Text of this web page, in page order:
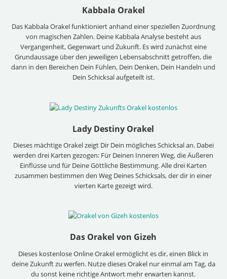
Kabbala Orakel
Das Kabbala Orakel funktioniert anhand einer speziellen Zuordnung
von magischen Zahlen. Deine Kabbala Analyse besteht aus
Vergangenheit, Gegenwart und Zukunft. Es wird zunächst eine
Grundaussage über den jeweiligen Lebensabschnitt getroffen, die
dann in den Bereichen Dein Fühlen, Dein Denken, Dein Handeln und
Dein Schicksal aufgeteilt ist.
Lady Destiny Orakel
Dieses mächtige Orakel zeigt Dir Dein mögliches Schicksal an. Dabei
werden drei Karten gezogen: Für Deinen Inneren Weg, die Äußeren
Einflüsse und für Deine Göttliche Bestimmung. Alle drei Karten
zusammen bestimmen den Weg Deines Schicksals, der dir in einer
vierten Karte gezeigt wird.
Das Orakel von Gizeh
Dieses kostenlose Online Orakel ermöglicht es dir, einen Blick in
deine Zukunft zu werfen. Nutze dieses Orakel nur einmal am Tag, da
du sonst keine richtige Antwort mehr erwarten kannst.